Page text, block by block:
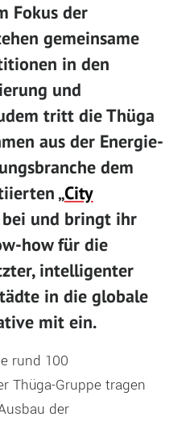
Fokus der
gemeinsame
in den
und
tritt die Thüga
aus der Energie-
dem
„City
bei und bringt ihr
how für die
intelligenter
in die globale
mit ein.
rund 100
Thüga-Gruppe tragen
der